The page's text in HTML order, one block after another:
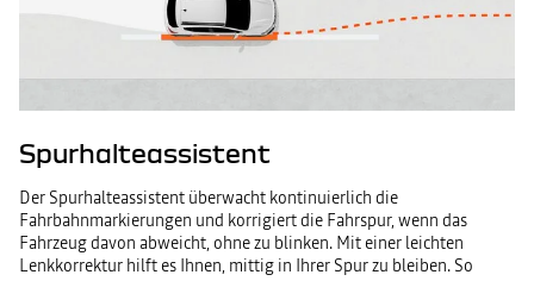
Spurhalteassistent
Der Spurhalteassistent überwacht kontinuierlich die
Fahrbahnmarkierungen und korrigiert die Fahrspur, wenn das
Fahrzeug davon abweicht, ohne zu blinken. Mit einer leichten
Lenkkorrektur hilft es Ihnen, mittig in Ihrer Spur zu bleiben. So